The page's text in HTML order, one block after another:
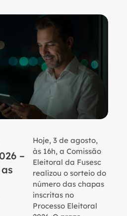
–
Hoje, 3 de agosto,
às 16h, a Comissão
Eleitoral da Fusesc
realizou o sorteio do
número das chapas
inscritas no
Processo Eleitoral